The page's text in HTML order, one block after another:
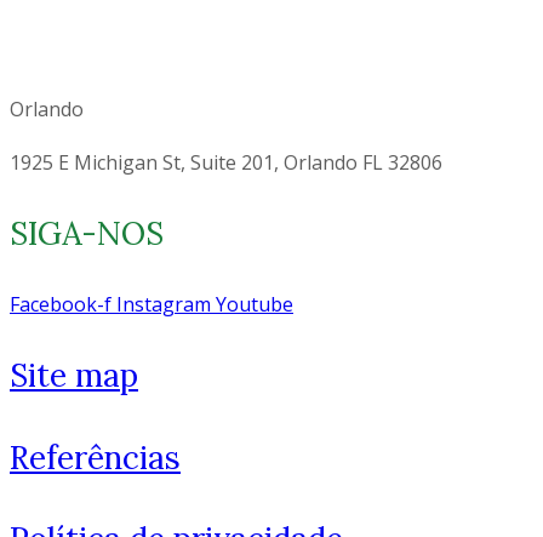
Orlando
1925 E Michigan St, Suite 201, Orlando FL 32806
SIGA-NOS
Facebook-f Instagram Youtube
Site map
Referências